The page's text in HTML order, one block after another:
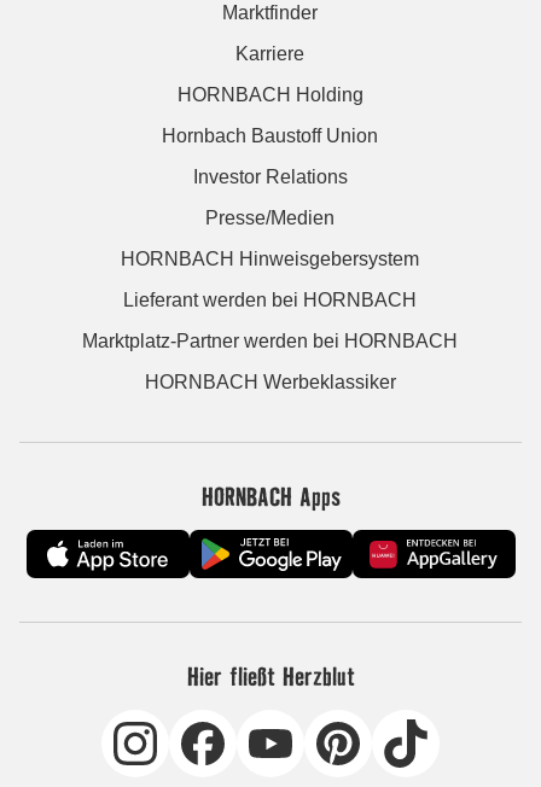
Marktfinder
Karriere
HORNBACH Holding
Hornbach Baustoff Union
Investor Relations
Presse/Medien
HORNBACH Hinweisgebersystem
Lieferant werden bei HORNBACH
Marktplatz-Partner werden bei HORNBACH
HORNBACH Werbeklassiker
HORNBACH Apps
Hier fließt Herzblut